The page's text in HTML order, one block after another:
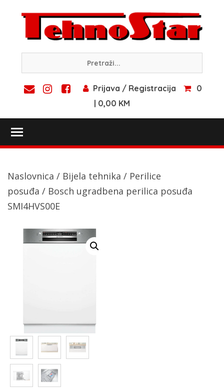
content
Prijava / Registracija
0
| 0,00 KM
Naslovnica / Bijela tehnika / Perilice
posuđa / Bosch ugradbena perilica posuđa
SMI4HVS00E